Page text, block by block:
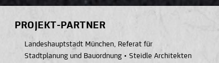
PROJEKT-PARTNER
Landeshauptstadt München, Referat für
Stadtplanung und Bauordnung • Steidle Architekten